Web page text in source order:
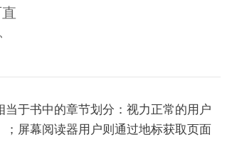
于书中的章节划分：视力正常的用户
屏幕阅读器用户则通过地标获取页面